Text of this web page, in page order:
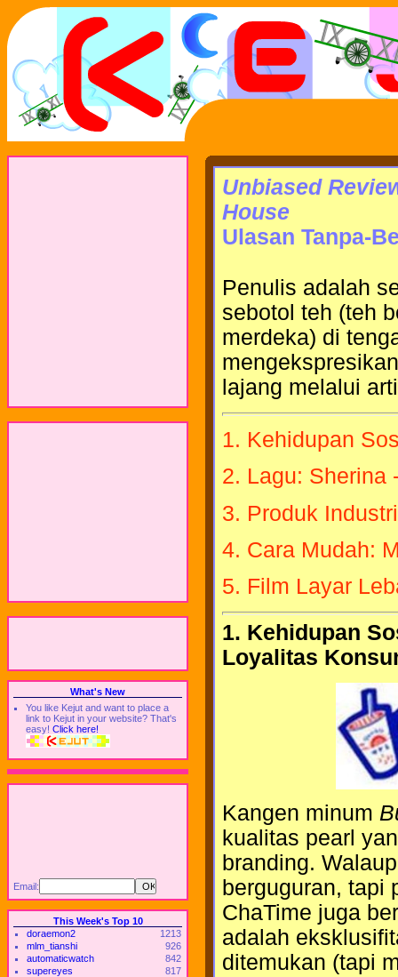
What's New
You like Kejut and want to place a
link to Kejut in your website? That's
easy! Click here!
Email:
This Week's Top 10
doraemon2
1213
mlm_tianshi
926
automaticwatch
842
supereyes
817
Unbiased
House
Ulasan Tanpa-
Penulis adalah
sebotol teh (teh
merdeka) di
lajang melalui
1. Kehidupan
2. Lagu: Sherina
3. Produk
4. Cara Mudah:
5. Film Layar
1. Kehidupan
Loyalitas
Kangen minum
kualitas pearl
branding.
berguguran, tapi
ChaTime juga
adalah
ditemukan (tapi